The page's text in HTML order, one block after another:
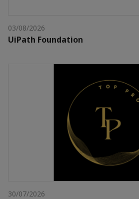
03/08/2026
UiPath Foundation
30/07/2026